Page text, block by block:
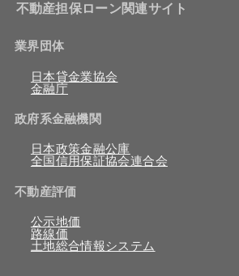
不動産担保ローン関連サイト
業界団体
日本貸金業協会
金融庁
政府系金融機関
日本政策金融公庫
全国信用保証協会連合会
不動産評価
公示地価
路線価
土地総合情報システム